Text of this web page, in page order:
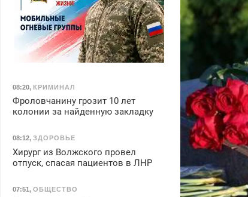
08:20, КРИМИНАЛ
Фроловчанину грозит 10 лет
колонии за найденную закладку
08:12, ЗДОРОВЬЕ
Хирург из Волжского провел
отпуск, спасая пациентов в ЛНР
07:51, ОБЩЕСТВО